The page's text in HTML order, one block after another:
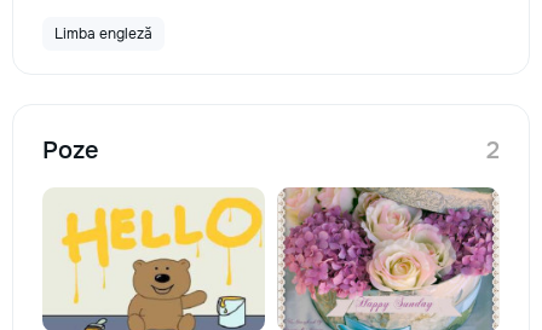
Limba engleză
Poze 2